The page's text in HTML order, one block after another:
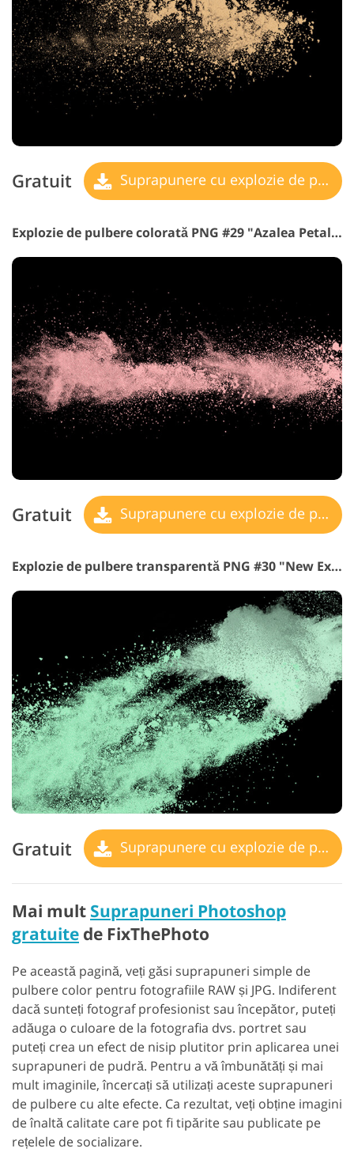
Gratuit Suprapunere cu explozie de pulbere
Explozie de pulbere colorată PNG #29 "Azalea Petals"
Gratuit Suprapunere cu explozie de pulbere
Explozie de pulbere transparentă PNG #30 "New Experiences"
Gratuit Suprapunere cu explozie de pulbere
Mai mult Suprapuneri Photoshop
gratuite de FixThePhoto
Pe această pagină, veți găsi suprapuneri simple de
pulbere color pentru fotografiile RAW și JPG. Indiferent
dacă sunteți fotograf profesionist sau începător, puteți
adăuga o culoare de la fotografia dvs. portret sau
puteți crea un efect de nisip plutitor prin aplicarea unei
suprapuneri de pudră. Pentru a vă îmbunătăți și mai
mult imaginile, încercați să utilizați aceste suprapuneri
de pulbere cu alte efecte. Ca rezultat, veți obține imagini
de înaltă calitate care pot fi tipărite sau publicate pe
rețelele de socializare.